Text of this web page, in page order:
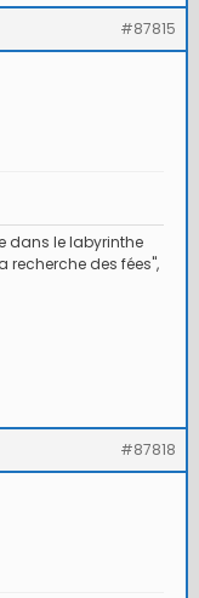
#87815
dans le labyrinthe
recherche des fées",
#87818